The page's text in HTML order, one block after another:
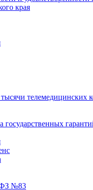
края
телемедицинских
государственных
ФЗ №83